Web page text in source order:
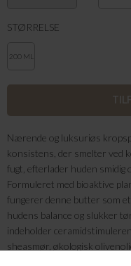
STØRRELSE
200 ML
Nærende og luksuriøs
konsistens, der smelter ved
fugt, efterlader huden smidig
Formuleret med bioaktive
fungerer denne butter som
hudens balance og slukker
indeholder
sheasmør, økologisk